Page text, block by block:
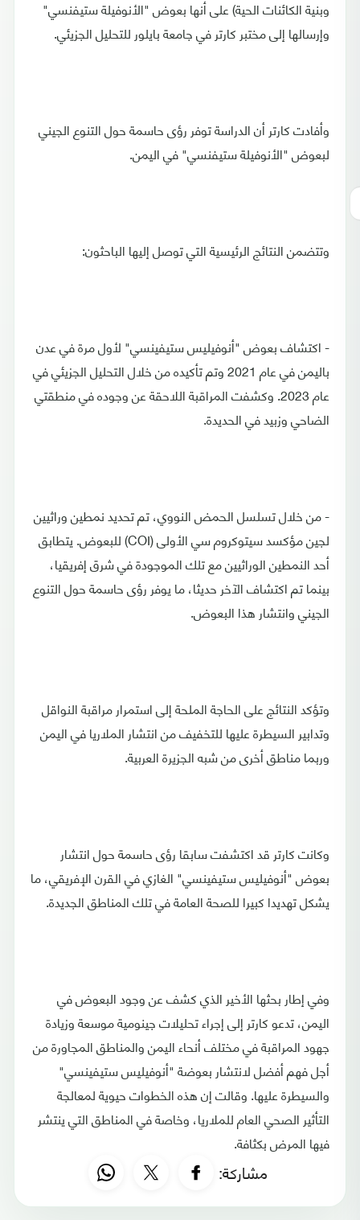
وبنية الكائنات الحية) على أنها بعوض "الأنوفيلة ستيفنسي"
وإرسالها إلى مختبر كارتر في جامعة بايلور للتحليل الجزيئي.
وأفادت كارتر أن الدراسة توفر رؤى حاسمة حول التنوع الجيني
لبعوض "الأنوفيلة ستيفنسي" في اليمن.
وتتضمن النتائج الرئيسية التي توصل إليها الباحثون:
- اكتشاف بعوض "أنوفيليس ستيفينسي" لأول مرة في عدن
باليمن في عام 2021 وتم تأكيده من خلال التحليل الجزيئي في
عام 2023. وكشفت المراقبة اللاحقة عن وجوده في منطقتي
الضاحي وزبيد في الحديدة.
- من خلال تسلسل الحمض النووي، تم تحديد نمطين وراثيين
لجين مؤكسد سيتوكروم سي الأولى (COI) للبعوض. يتطابق
أحد النمطين الوراثيين مع تلك الموجودة في شرق إفريقيا،
بينما تم اكتشاف الآخر حديثا، ما يوفر رؤى حاسمة حول التنوع
الجيني وانتشار هذا البعوض.
وتؤكد النتائج على الحاجة الملحة إلى استمرار مراقبة النواقل
وتدابير السيطرة عليها للتخفيف من انتشار الملاريا في اليمن
وربما مناطق أخرى من شبه الجزيرة العربية.
وكانت كارتر قد اكتشفت سابقا رؤى حاسمة حول انتشار
بعوض "أنوفيليس ستيفينسي" الغازي في القرن الإفريقي، ما
يشكل تهديدا كبيرا للصحة العامة في تلك المناطق الجديدة.
وفي إطار بحثها الأخير الذي كشف عن وجود البعوض في
اليمن، تدعو كارتر إلى إجراء تحليلات جينومية موسعة وزيادة
جهود المراقبة في مختلف أنحاء اليمن والمناطق المجاورة من
أجل فهم أفضل لانتشار بعوضة "أنوفيليس ستيفينسي"
والسيطرة عليها. وقالت إن هذه الخطوات حيوية لمعالجة
التأثير الصحي العام للملاريا، وخاصة في المناطق التي ينتشر
فيها المرض بكثافة.
مشاركة: